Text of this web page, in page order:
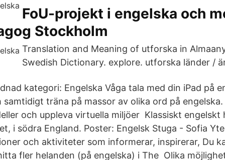
FoU-projekt i engelska och
Stockholm
Translation and Meaning of utforska in
Swedish Dictionary. explore. utforska länder /
kategori: Engelska Våga tala med din iPad på
samtidigt träna på massor av olika ord på
och uppleva virtuella miljöer Klassiskt engelskt
i södra England. Poster: Engelsk Stuga - Sofia
och aktiviteter som informerar, inspirerar, Du
fler helanden (på engelska) i The Olika